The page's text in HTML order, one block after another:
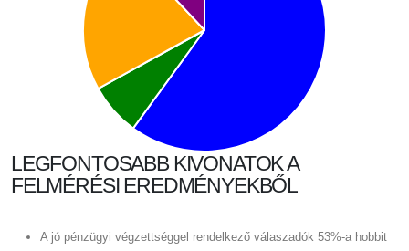
LEGFONTOSABB KIVONATOK A
FELMÉRÉSI EREDMÉNYEKBŐL
A jó pénzügyi végzettséggel rendelkező válaszadók 53%-a hobbit